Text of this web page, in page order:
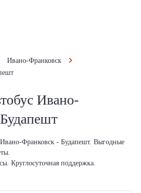
Ивано-Франковск
Ивано-
Ивано-Франковск - Будапешт. Выгодные
Круглосуточная поддержка.